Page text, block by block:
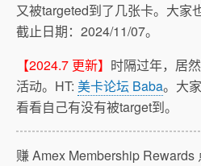
又被targeted到了几张卡。大家
截止日期：2024/11/07。
【2024.7 更新】 时隔过年，居
活动。HT: 美卡论坛 Baba。大
看看自己有没有被target到。
赚 Amex Membership Rewards